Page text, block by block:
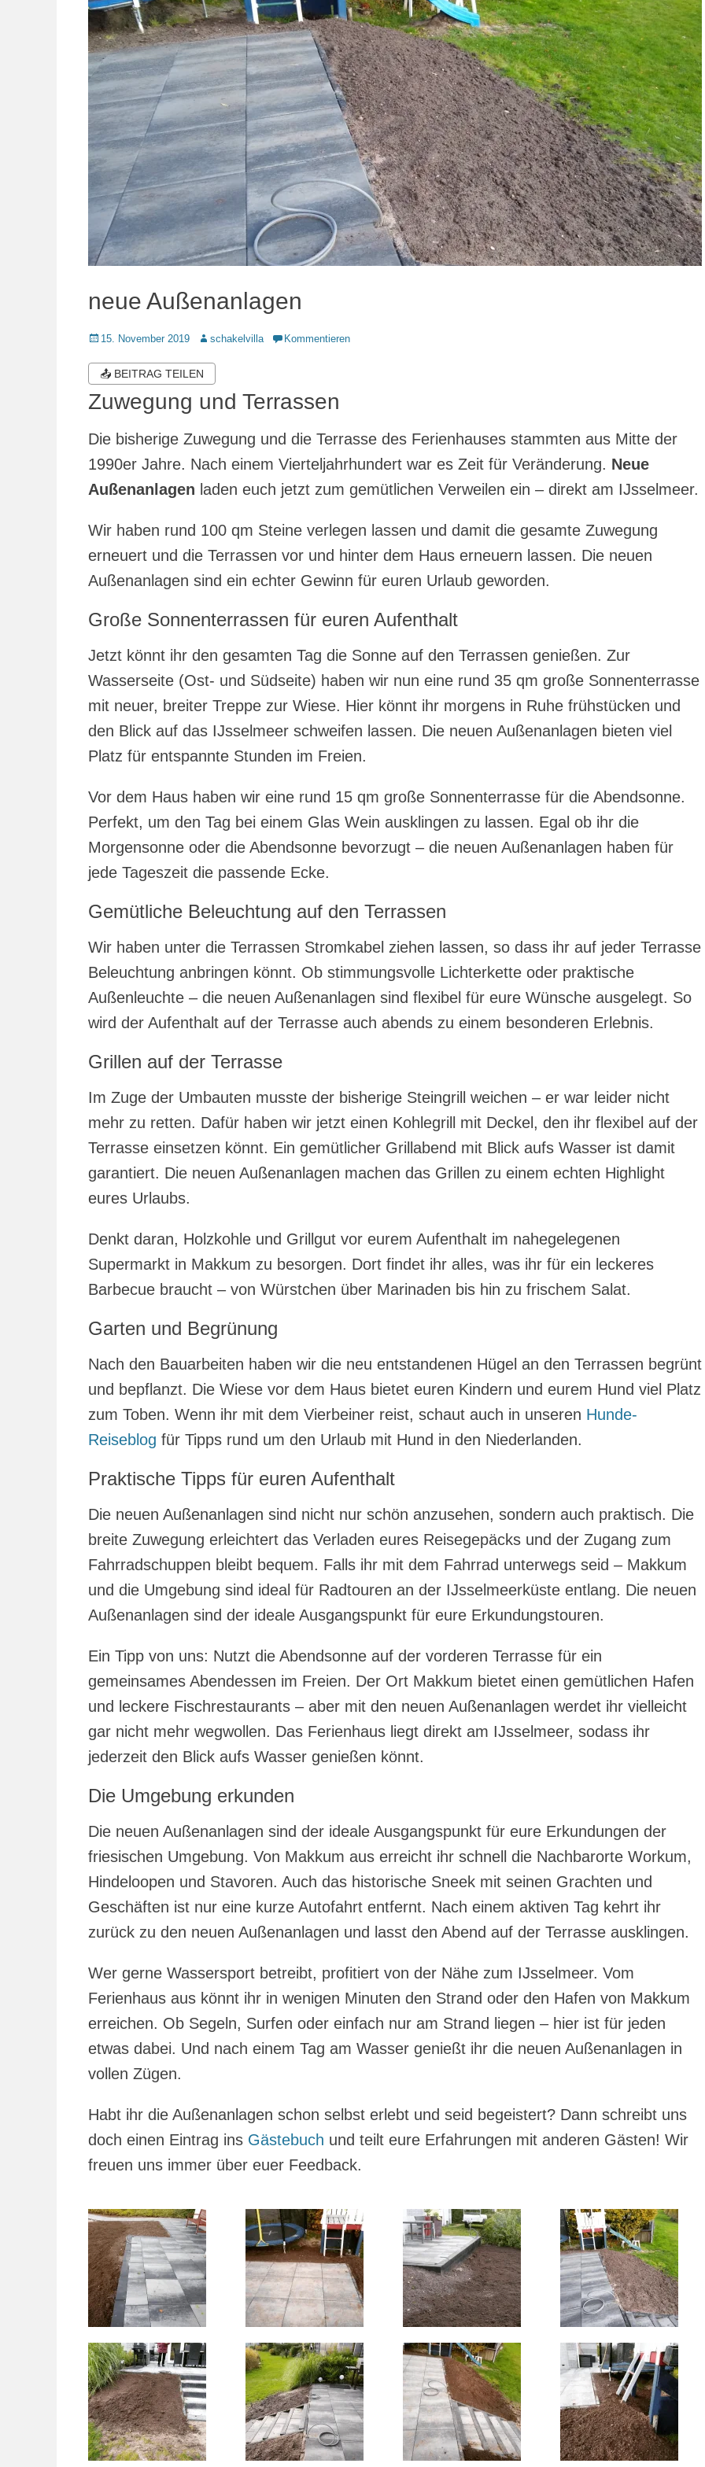
neue Außenanlagen
Veröffentlicht
15. November 2019 Autorschakelvilla Kommentieren
📤 BEITRAG TEILEN
Zuwegung und Terrassen
Die bisherige Zuwegung und die Terrasse des Ferienhauses stammten aus Mitte der
1990er Jahre. Nach einem Vierteljahrhundert war es Zeit für Veränderung. Neue
Außenanlagen laden euch jetzt zum gemütlichen Verweilen ein – direkt am IJsselmeer.
Wir haben rund 100 qm Steine verlegen lassen und damit die gesamte Zuwegung
erneuert und die Terrassen vor und hinter dem Haus erneuern lassen. Die neuen
Außenanlagen sind ein echter Gewinn für euren Urlaub geworden.
Große Sonnenterrassen für euren Aufenthalt
Jetzt könnt ihr den gesamten Tag die Sonne auf den Terrassen genießen. Zur
Wasserseite (Ost- und Südseite) haben wir nun eine rund 35 qm große Sonnenterrasse
mit neuer, breiter Treppe zur Wiese. Hier könnt ihr morgens in Ruhe frühstücken und
den Blick auf das IJsselmeer schweifen lassen. Die neuen Außenanlagen bieten viel
Platz für entspannte Stunden im Freien.
Vor dem Haus haben wir eine rund 15 qm große Sonnenterrasse für die Abendsonne.
Perfekt, um den Tag bei einem Glas Wein ausklingen zu lassen. Egal ob ihr die
Morgensonne oder die Abendsonne bevorzugt – die neuen Außenanlagen haben für
jede Tageszeit die passende Ecke.
Gemütliche Beleuchtung auf den Terrassen
Wir haben unter die Terrassen Stromkabel ziehen lassen, so dass ihr auf jeder Terrasse
Beleuchtung anbringen könnt. Ob stimmungsvolle Lichterkette oder praktische
Außenleuchte – die neuen Außenanlagen sind flexibel für eure Wünsche ausgelegt. So
wird der Aufenthalt auf der Terrasse auch abends zu einem besonderen Erlebnis.
Grillen auf der Terrasse
Im Zuge der Umbauten musste der bisherige Steingrill weichen – er war leider nicht
mehr zu retten. Dafür haben wir jetzt einen Kohlegrill mit Deckel, den ihr flexibel auf der
Terrasse einsetzen könnt. Ein gemütlicher Grillabend mit Blick aufs Wasser ist damit
garantiert. Die neuen Außenanlagen machen das Grillen zu einem echten Highlight
eures Urlaubs.
Denkt daran, Holzkohle und Grillgut vor eurem Aufenthalt im nahegelegenen
Supermarkt in Makkum zu besorgen. Dort findet ihr alles, was ihr für ein leckeres
Barbecue braucht – von Würstchen über Marinaden bis hin zu frischem Salat.
Garten und Begrünung
Nach den Bauarbeiten haben wir die neu entstandenen Hügel an den Terrassen begrünt
und bepflanzt. Die Wiese vor dem Haus bietet euren Kindern und eurem Hund viel Platz
zum Toben. Wenn ihr mit dem Vierbeiner reist, schaut auch in unseren Hunde-
Reiseblog für Tipps rund um den Urlaub mit Hund in den Niederlanden.
Praktische Tipps für euren Aufenthalt
Die neuen Außenanlagen sind nicht nur schön anzusehen, sondern auch praktisch. Die
breite Zuwegung erleichtert das Verladen eures Reisegepäcks und der Zugang zum
Fahrradschuppen bleibt bequem. Falls ihr mit dem Fahrrad unterwegs seid – Makkum
und die Umgebung sind ideal für Radtouren an der IJsselmeerküste entlang. Die neuen
Außenanlagen sind der ideale Ausgangspunkt für eure Erkundungstouren.
Ein Tipp von uns: Nutzt die Abendsonne auf der vorderen Terrasse für ein
gemeinsames Abendessen im Freien. Der Ort Makkum bietet einen gemütlichen Hafen
und leckere Fischrestaurants – aber mit den neuen Außenanlagen werdet ihr vielleicht
gar nicht mehr wegwollen. Das Ferienhaus liegt direkt am IJsselmeer, sodass ihr
jederzeit den Blick aufs Wasser genießen könnt.
Die Umgebung erkunden
Die neuen Außenanlagen sind der ideale Ausgangspunkt für eure Erkundungen der
friesischen Umgebung. Von Makkum aus erreicht ihr schnell die Nachbarorte Workum,
Hindeloopen und Stavoren. Auch das historische Sneek mit seinen Grachten und
Geschäften ist nur eine kurze Autofahrt entfernt. Nach einem aktiven Tag kehrt ihr
zurück zu den neuen Außenanlagen und lasst den Abend auf der Terrasse ausklingen.
Wer gerne Wassersport betreibt, profitiert von der Nähe zum IJsselmeer. Vom
Ferienhaus aus könnt ihr in wenigen Minuten den Strand oder den Hafen von Makkum
erreichen. Ob Segeln, Surfen oder einfach nur am Strand liegen – hier ist für jeden
etwas dabei. Und nach einem Tag am Wasser genießt ihr die neuen Außenanlagen in
vollen Zügen.
Habt ihr die Außenanlagen schon selbst erlebt und seid begeistert? Dann schreibt uns
doch einen Eintrag ins Gästebuch und teilt eure Erfahrungen mit anderen Gästen! Wir
freuen uns immer über euer Feedback.